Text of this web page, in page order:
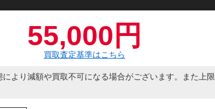
55,000円
買取査定基準はこちら
より減額や買取不可になる場合がございます。また上